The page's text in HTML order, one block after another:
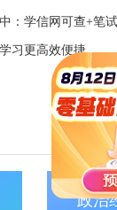
：学信网可查+笔
习更高效便捷
政治